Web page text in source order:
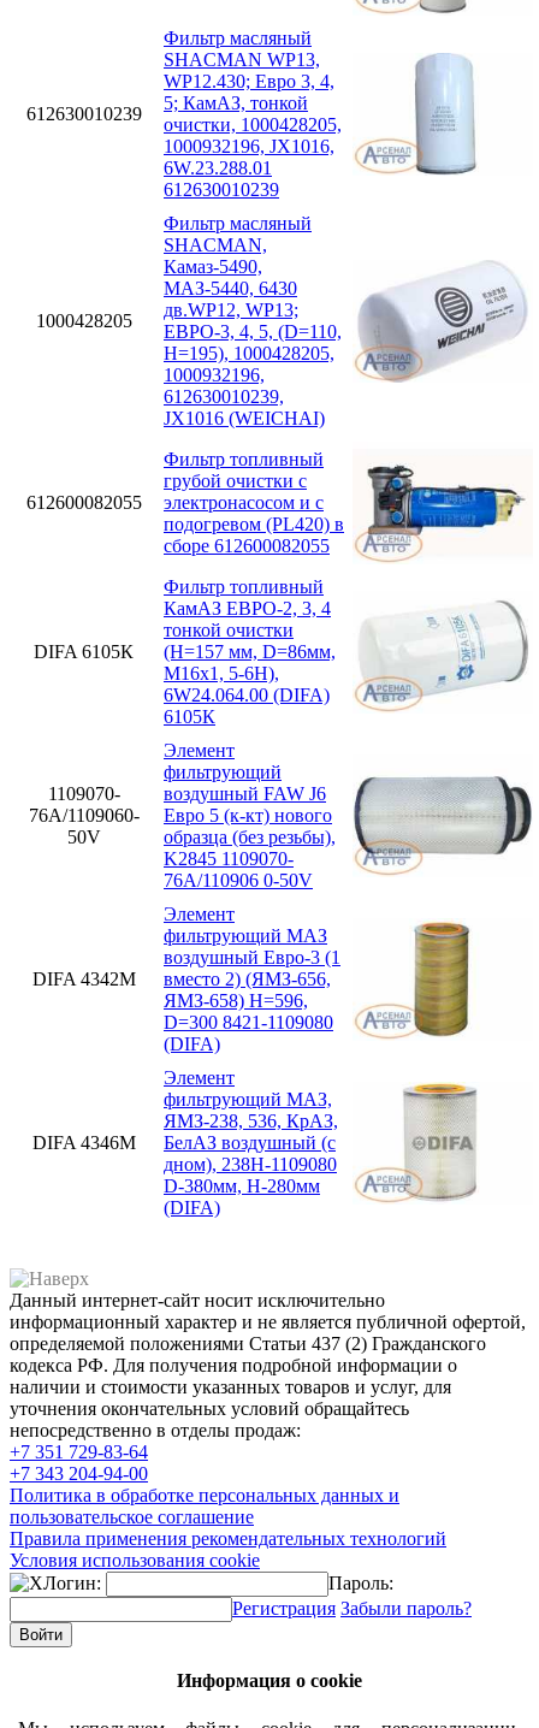
612630010239
Фильтр масляный
SHACMAN WP13,
WP12.430; Eвро 3, 4,
5; КамАЗ, тонкой
очистки, 1000428205,
1000932196, JX1016,
6W.23.288.01
612630010239
1000428205
Фильтр масляный
SHACMAN,
Камаз-5490,
МАЗ-5440, 6430
дв.WP12, WP13;
ЕВРО-3, 4, 5, (D=110,
H=195), 1000428205,
1000932196,
612630010239,
JX1016 (WEICHAI)
612600082055
Фильтр топливный
грубой очистки с
электронасосом и с
подогревом (PL420) в
сборе 612600082055
DIFA 6105К
Фильтр топливный
КамАЗ ЕВРО-2, 3, 4
тонкой очистки
(H=157 мм, D=86мм,
M16x1, 5-6H),
6W24.064.00 (DIFA)
6105К
1109070-
76А/1109060-
50V
Элемент
фильтрующий
воздушный FAW J6
Евро 5 (к-кт) нового
образца (без резьбы),
K2845 1109070-
76А/110906 0-50V
DIFA 4342М
Элемент
фильтрующий МАЗ
воздушный Евро-3 (1
вместо 2) (ЯМЗ-656,
ЯМЗ-658) H=596,
D=300 8421-1109080
(DIFA)
DIFA 4346М
Элемент
фильтрующий МАЗ,
ЯМЗ-238, 536, КрАЗ,
БелАЗ воздушный (с
дном), 238Н-1109080
D-380мм, H-280мм
(DIFA)
Данный интернет-сайт носит исключительно
информационный характер и не является публичной офертой,
определяемой положениями Статьи 437 (2) Гражданского
кодекса РФ. Для получения подробной информации о
наличии и стоимости указанных товаров и услуг, для
уточнения окончательных условий обращайтесь
непосредственно в отделы продаж:
+7 351 729-83-64
+7 343 204-94-00
Политика в обработке персональных данных и
пользовательское соглашение
Правила применения рекомендательных технологий
Условия использования cookie
Логин:
Пароль:
Регистрация Забыли пароль?
Информация о cookie